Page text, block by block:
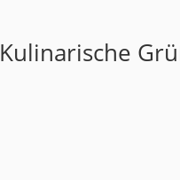
Kulinarische